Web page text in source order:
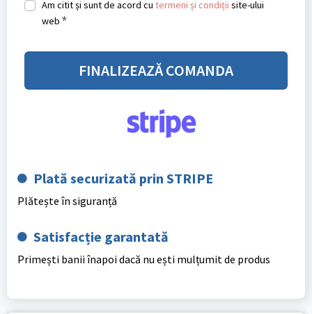
Am citit și sunt de acord cu termeni și condiții site-ului
web *
FINALIZEAZĂ COMANDA
Plată securizată prin STRIPE
Plătește în siguranță
Satisfacție garantată
Primești banii înapoi dacă nu ești mulțumit de produs